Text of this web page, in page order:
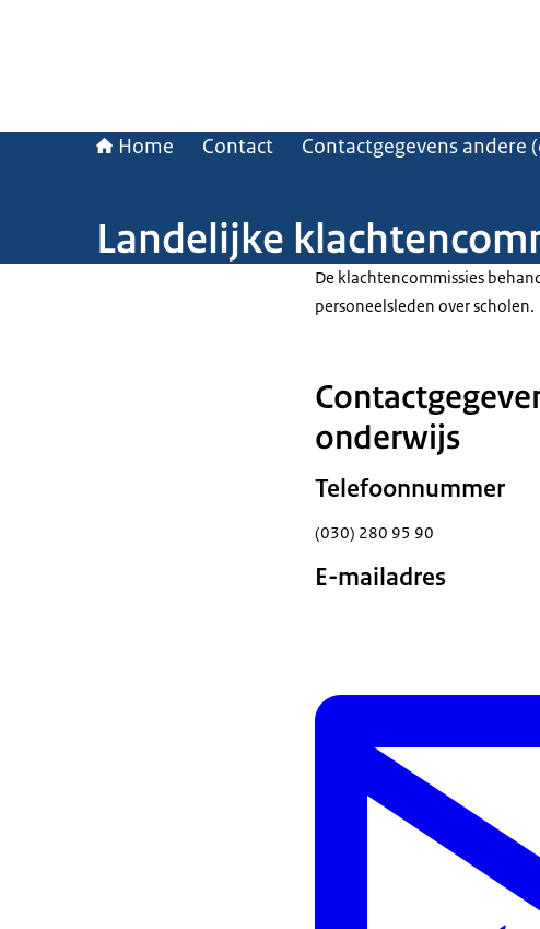
Home Contact Contactgegevens andere
Landelijke
De klachtencommissies
personeelsleden over scholen.
onderwijs
Telefoonnummer
(030) 280 95 90
E-mailadres